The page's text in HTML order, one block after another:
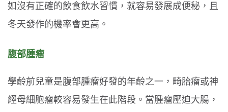
如沒有正確的飲食飲水習慣，就容易發展成便秘，且
冬天發作的機率會更高。
腹部腫瘤
學齡前兒童是腹部腫瘤好發的年齡之一，畸胎瘤或神
經母細胞瘤較容易發生在此階段。當腫瘤壓迫大腸，